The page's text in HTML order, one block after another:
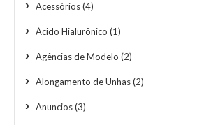
Acessórios(4)
Ácido Hialurônico (1)
Agências de Modelo (2)
Alongamento de Unhas(2)
Anuncios(3)